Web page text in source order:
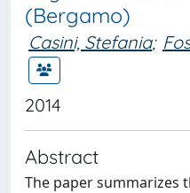
(Bergamo)
Casini, Stefania;
2014
Abstract
The paper summarizes